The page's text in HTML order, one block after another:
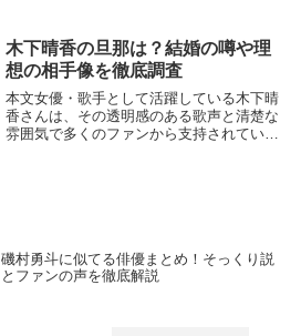
の？」と気になる人も多いのではないでし
ょうか。現在（...
木下晴香の旦那は？結婚の噂や理
想の相手像を徹底調査
本文女優・歌手として活躍している木下晴
香さんは、その透明感のある歌声と清楚な
雰囲気で多くのファンから支持されていま
磯村勇斗に似てる俳優まとめ！そっくり説
とファンの声を徹底解説